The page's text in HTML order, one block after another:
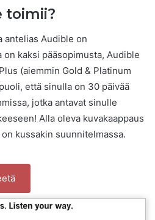
toimii?
antelias Audible on
kaksi pääsopimusta, Audible
(aiemmin Gold & Platinum
että sinulla on 30 päivää
jotka antavat sinulle
Alla oleva kuvakaappaus
kussakin suunnitelmassa.